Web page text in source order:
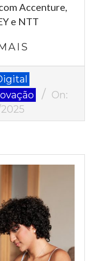
Accenture,
e NTT
On: